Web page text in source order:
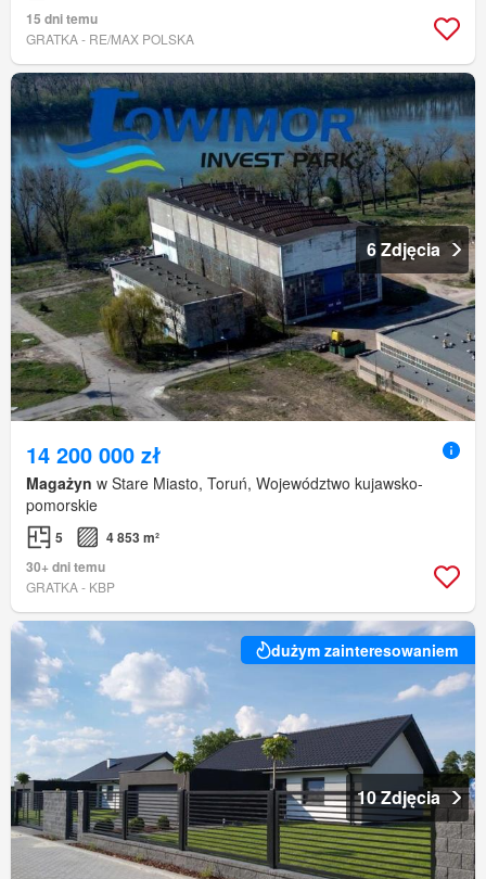
15 dni temu
GRATKA - RE/MAX POLSKA
6 Zdjęcia
14 200 000 zł
Magażyn w Stare Miasto, Toruń, Województwo kujawsko-
pomorskie
5
4 853 m²
30+ dni temu
GRATKA - KBP
dużym zainteresowaniem
10 Zdjęcia